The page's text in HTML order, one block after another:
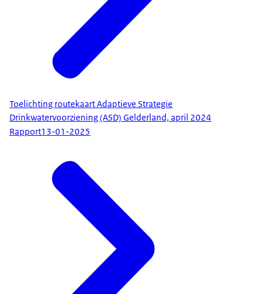
Toelichting routekaart Adaptieve Strategie
Drinkwatervoorziening (ASD) Gelderland, april 2024
Rapport13-01-2025